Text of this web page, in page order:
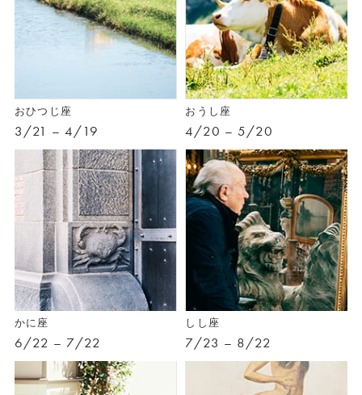
おひつじ座
3/21 – 4/19
おうし座
4/20 – 5/20
かに座
6/22 – 7/22
しし座
7/23 – 8/22